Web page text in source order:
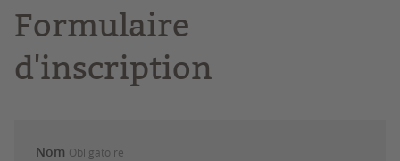
Formulaire
d'inscription
Nom Obligatoire